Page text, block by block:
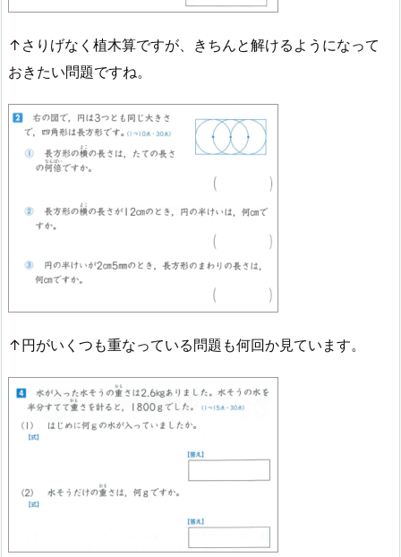
↑さりげなく植木算ですが、きちんと解けるようになって
おきたい問題ですね。
↑円がいくつも重なっている問題も何回か見ています。